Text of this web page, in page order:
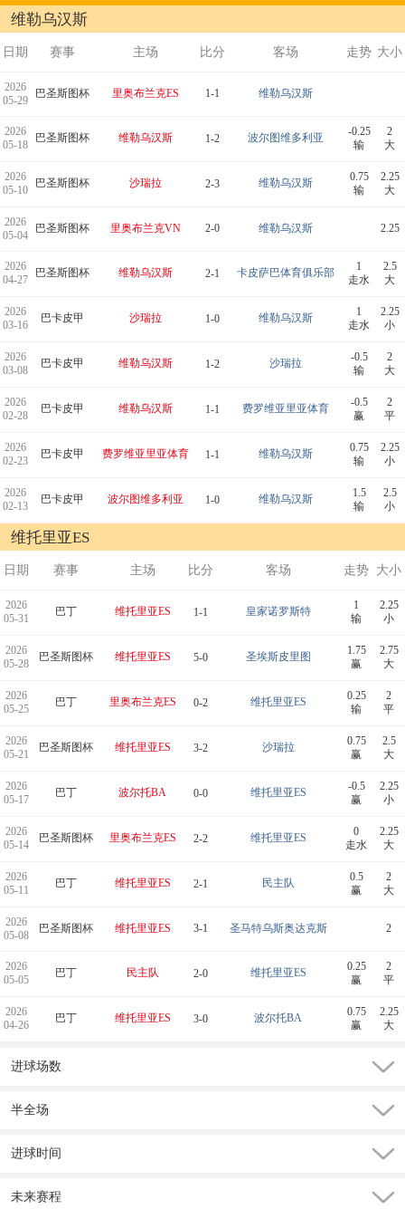
维勒乌汉斯
日期 赛事 主场 比分 客场 走势 大小
2026
05-29
巴圣斯图杯 里奥布兰克ES 1-1 维勒乌汉斯
2026
05-18
巴圣斯图杯 维勒乌汉斯 1-2 波尔图维多利亚
-0.25
输
2
大
2026
05-10
巴圣斯图杯 沙瑞拉 2-3 维勒乌汉斯
0.75
输
2.25
大
2026
05-04
巴圣斯图杯 里奥布兰克VN 2-0 维勒乌汉斯 2.25
2026
04-27
巴圣斯图杯 维勒乌汉斯 2-1 卡皮萨巴体育俱乐部
1
走水
2.5
大
2026
03-16
巴卡皮甲 沙瑞拉 1-0 维勒乌汉斯
1
走水
2.25
小
2026
03-08
巴卡皮甲 维勒乌汉斯 1-2 沙瑞拉
-0.5
输
2
大
2026
02-28
巴卡皮甲 维勒乌汉斯 1-1 费罗维亚里亚体育
-0.5
赢
2
平
2026
02-23
巴卡皮甲 费罗维亚里亚体育 1-1 维勒乌汉斯
0.75
输
2.25
小
2026
02-13
巴卡皮甲 波尔图维多利亚 1-0 维勒乌汉斯
1.5
输
2.5
小
维托里亚ES
日期 赛事 主场 比分 客场 走势 大小
2026
05-31
巴丁 维托里亚ES 1-1 皇家诺罗斯特
1
输
2.25
小
2026
05-28
巴圣斯图杯 维托里亚ES 5-0 圣埃斯皮里图
1.75
赢
2.75
大
2026
05-25
巴丁 里奥布兰克ES 0-2 维托里亚ES
0.25
输
2
平
2026
05-21
巴圣斯图杯 维托里亚ES 3-2 沙瑞拉
0.75
赢
2.5
大
2026
05-17
巴丁 波尔托BA 0-0 维托里亚ES
-0.5
赢
2.25
小
2026
05-14
巴圣斯图杯 里奥布兰克ES 2-2 维托里亚ES
0
走水
2.25
大
2026
05-11
巴丁 维托里亚ES 2-1 民主队
0.5
赢
2
大
2026
05-08
巴圣斯图杯 维托里亚ES 3-1 圣马特乌斯奥达克斯 2
2026
05-05
巴丁 民主队 2-0 维托里亚ES
0.25
赢
2
平
2026
04-26
巴丁 维托里亚ES 3-0 波尔托BA
0.75
赢
2.25
大
进球场数
半全场
进球时间
未来赛程